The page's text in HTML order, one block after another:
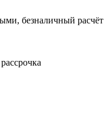
безналичный расчёт